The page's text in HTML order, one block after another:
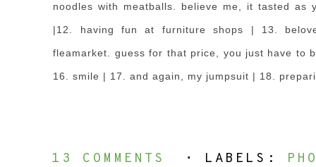
noodles with meatballs. believe me, it tasted as
|12. having fun at furniture shops | 13.
fleamarket . guess for that price, you just have to b
16.smile | 17. and again, my jumpsuit | 18.
13 COMMENTS ⋅ LABELS: